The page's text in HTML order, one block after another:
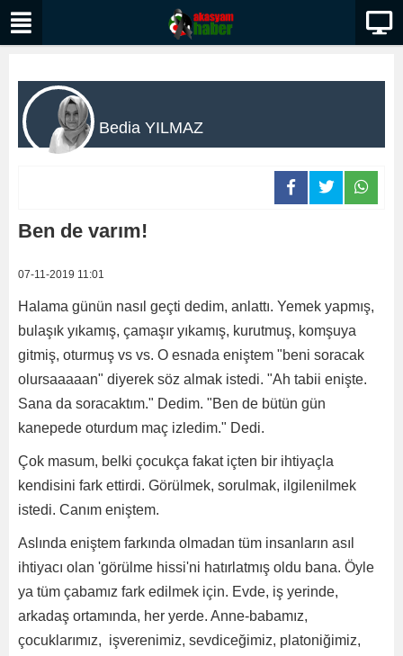
Bedia YILMAZ
Ben de varım!
07-11-2019 11:01
Halama günün nasıl geçti dedim, anlattı. Yemek yapmış,
bulaşık yıkamış, çamaşır yıkamış, kurutmuş, komşuya
gitmiş, oturmuş vs vs. O esnada eniştem "beni soracak
olursaaaaan" diyerek söz almak istedi. "Ah tabii enişte.
Sana da soracaktım." Dedim. "Ben de bütün gün
kanepede oturdum maç izledim." Dedi.
Çok masum, belki çocukça fakat içten bir ihtiyaçla
kendisini fark ettirdi. Görülmek, sorulmak, ilgilenilmek
istedi. Canım eniştem.
Aslında eniştem farkında olmadan tüm insanların asıl
ihtiyacı olan 'görülme hissi'ni hatırlatmış oldu bana. Öyle
ya tüm çabamız fark edilmek için. Evde, iş yerinde,
arkadaş ortamında, her yerde. Anne-babamız,
çocuklarımız, işverenimiz, sevdiceğimiz, platoniğimiz,